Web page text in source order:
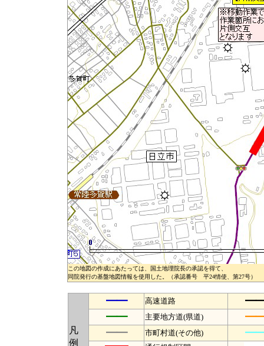
この地図の作成にあたっては、国土地理院長の承認を得て、
同院発行の基盤地図情報を使用した。（承認番号 平24情使、第27号）
凡
例
━━ 高速道路
━━
主要地方道(県道)
━━
市町村道(その他)